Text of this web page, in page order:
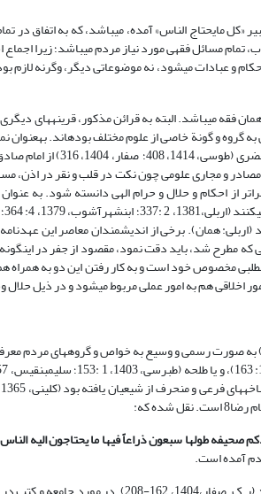
«کل مایحتاج الناس» آمده، می‏باشد، که به اتفاق در
مسائل فقهی مورد نیاز مردم می‏باشد؛ زیرا
و عبادات می‏شود، نه موضوعاتی دیگر، وگرنه
می‏باشد. البته به قرائن مذکور، قرینه‏های دیگری
و مجاری علومی چون نکت در قلب و نقر در اذن،
را مشاهده و عیناً از آن نقل می‏کند (اربلی: همان). برخی از اندیشمندان
(ر.ک. حائری، 1388، 81). اما با توجه به قرائنی که مطرح شد، باید دقت نمود،
مخصوص خود است و به کار رفتن این دو به همراه
اخلاقی هم به امور عملی مربوط می‏شود و در ذیل حلال
مطابق روایات صحیفه جامعه از زمان امام باقر7 (مجلسی، 1404 ،26 :22 و 25 و 54 و 48 51) به صورت رسمی
که:
صحیفه طولها سبعون ذراعاً فیها ما یحتاجون الیه
آمده است.